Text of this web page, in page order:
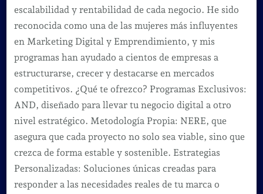
escalabilidad y rentabilidad de cada negocio. He sido
reconocida como una de las mujeres más influyentes
en Marketing Digital y Emprendimiento, y mis
programas han ayudado a cientos de empresas a
estructurarse, crecer y destacarse en mercados
competitivos. ¿Qué te ofrezco? Programas Exclusivos:
AND, diseñado para llevar tu negocio digital a otro
nivel estratégico. Metodología Propia: NERE, que
asegura que cada proyecto no solo sea viable, sino que
crezca de forma estable y sostenible. Estrategias
Personalizadas: Soluciones únicas creadas para
responder a las necesidades reales de tu marca o